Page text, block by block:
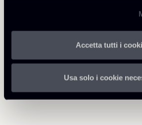
Accetta tutti i
Usa solo i cookie